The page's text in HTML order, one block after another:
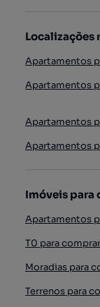
Localizações
Apartamentos
Apartamentos
Apartamentos
Apartamentos
Imóveis para
Apartamentos
T0 para
Moradias para
Terrenos para